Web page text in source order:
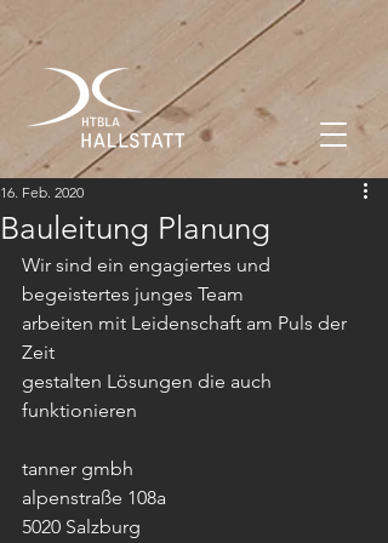
Bauleitung Planung
16. Feb. 2020
Wir sind ein engagiertes und
begeistertes junges Team
arbeiten mit Leidenschaft am Puls der
Zeit
gestalten Lösungen die auch
funktionieren
tanner gmbh
alpenstraße 108a
5020 Salzburg